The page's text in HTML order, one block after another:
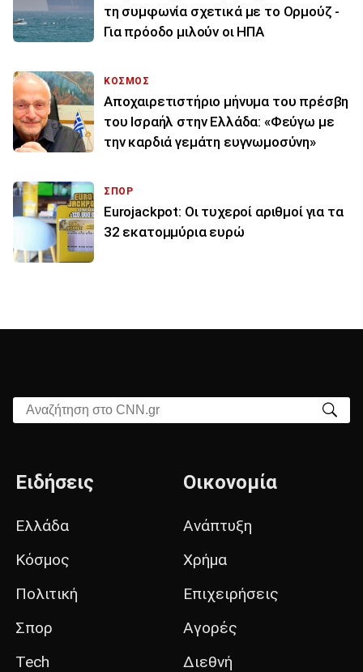
τη συμφωνία σχετικά με το Ορμούζ -
Για πρόοδο μιλούν οι ΗΠΑ
ΚΟΣΜΟΣ
Αποχαιρετιστήριο μήνυμα του πρέσβη
του Ισραήλ στην Ελλάδα: «Φεύγω με
την καρδιά γεμάτη ευγνωμοσύνη»
ΣΠΟΡ
Eurojackpot: Οι τυχεροί αριθμοί για τα
32 εκατoμμύρια ευρώ
Αναζήτηση στο CNN.gr
Ειδήσεις
Ελλάδα
Κόσμος
Πολιτική
Σπορ
Tech
Οικονομία
Ανάπτυξη
Χρήμα
Επιχειρήσεις
Αγορές
Διεθνή